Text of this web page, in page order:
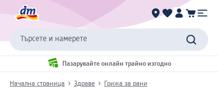
Търсете и намерете
Пазарувайте онлайн трайно изгодно
Начална страница Здраве Грижа за рани